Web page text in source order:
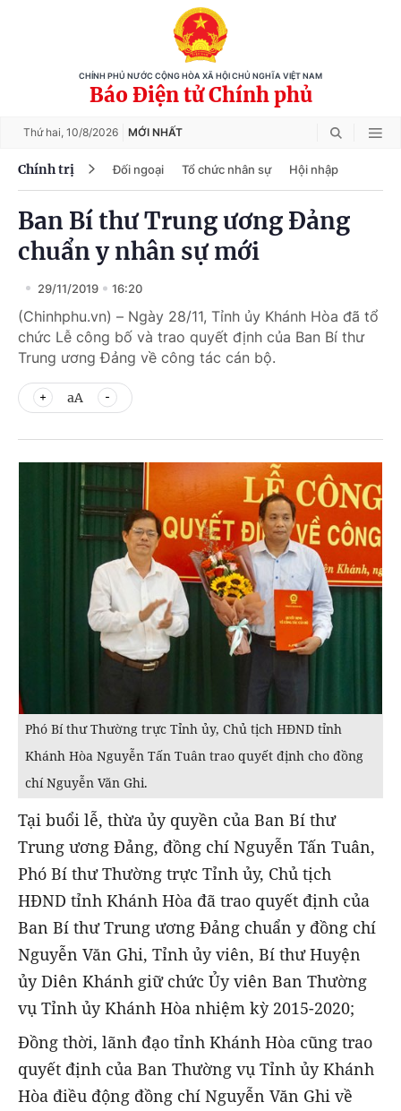
CHÍNH PHỦ NƯỚC CỘNG HÒA XÃ HỘI CHỦ NGHĨA VIỆT NAM
Báo Điện tử Chính phủ
Thứ hai, 10/8/2026 MỚI NHẤT
Chính trị Đối ngoại Tổ chức nhân sự Hội nhập
Ban Bí thư Trung ương Đảng
chuẩn y nhân sự mới
29/11/2019 16:20
(Chinhphu.vn) – Ngày 28/11, Tỉnh ủy Khánh Hòa đã tổ
chức Lễ công bố và trao quyết định của Ban Bí thư
Trung ương Đảng về công tác cán bộ.
aA
Phó Bí thư Thường trực Tỉnh ủy, Chủ tịch HĐND tỉnh
Khánh Hòa Nguyễn Tấn Tuân trao quyết định cho đồng
chí Nguyễn Văn Ghi.
Tại buổi lễ, thừa ủy quyền của Ban Bí thư
Trung ương Đảng, đồng chí Nguyễn Tấn Tuân,
Phó Bí thư Thường trực Tỉnh ủy, Chủ tịch
HĐND tỉnh Khánh Hòa đã trao quyết định của
Ban Bí thư Trung ương Đảng chuẩn y đồng chí
Nguyễn Văn Ghi, Tỉnh ủy viên, Bí thư Huyện
ủy Diên Khánh giữ chức Ủy viên Ban Thường
vụ Tỉnh ủy Khánh Hòa nhiệm kỳ 2015-2020;
Đồng thời, lãnh đạo tỉnh Khánh Hòa cũng trao
quyết định của Ban Thường vụ Tỉnh ủy Khánh
Hòa điều động đồng chí Nguyễn Văn Ghi về